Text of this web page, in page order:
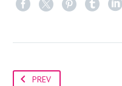
PREV